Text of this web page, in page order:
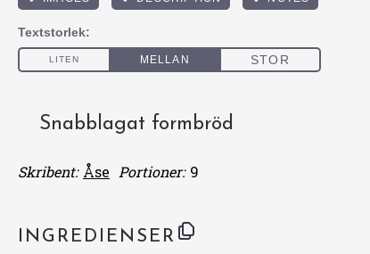
Snabblagat formbröd
Skribent: Åse Portioner: 9
INGREDIENSER